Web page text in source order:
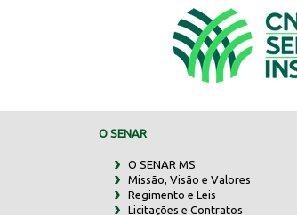
O SENAR
O SENAR MS
Missão, Visão e Valores
Regimento e Leis
Licitações e Contratos